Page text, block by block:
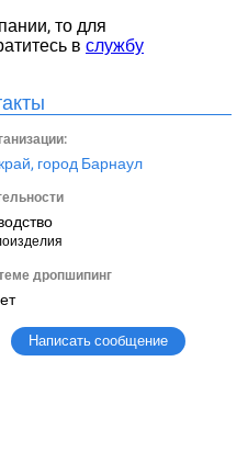
то для
в службу
город Барнаул
дропшипинг
Написать сообщение